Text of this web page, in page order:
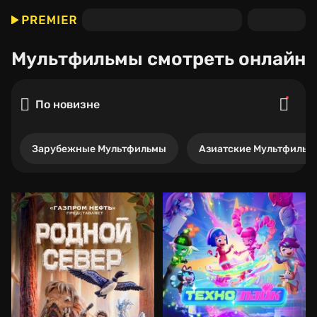
Мультфильмы смотреть онлайн
По новизне
Зарубежные Мультфильмы Азиатские